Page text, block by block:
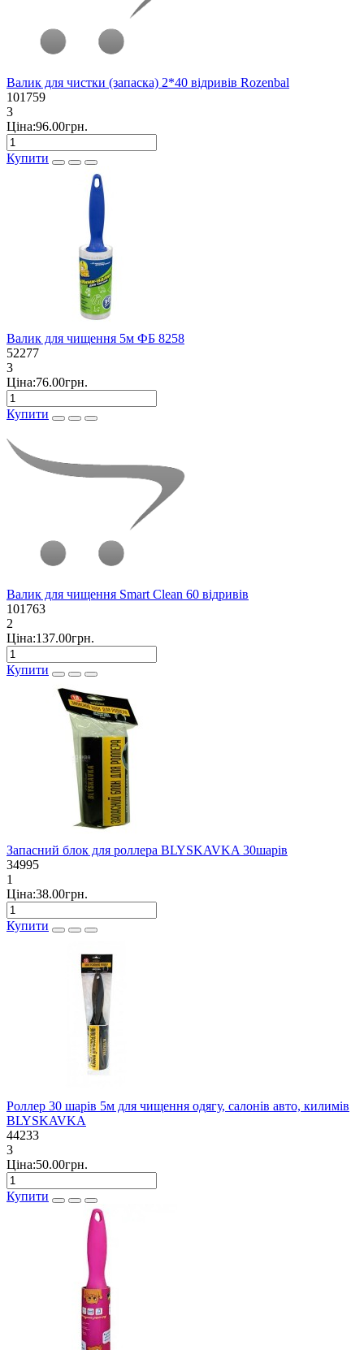
Валик для чистки (запаска) 2*40 відривів Rozenbal
101759
3
Ціна:96.00грн.
Купити
Валик для чищення 5м ФБ 8258
52277
3
Ціна:76.00грн.
Купити
Валик для чищення Smart Clean 60 відривів
101763
2
Ціна:137.00грн.
Купити
Запасний блок для роллера BLYSKAVKA 30шарів
34995
1
Ціна:38.00грн.
Купити
Роллер 30 шарів 5м для чищення одягу, салонів авто, килимів
BLYSKAVKA
44233
3
Ціна:50.00грн.
Купити